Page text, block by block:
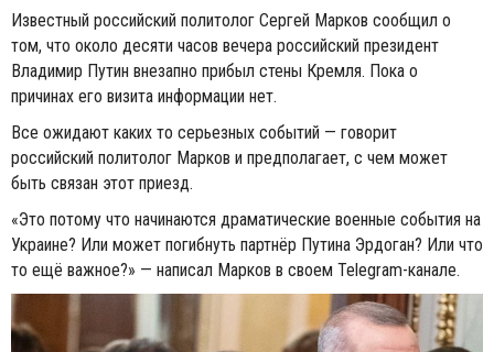
Известный российский политолог Сергей Марков сообщил о
том, что около десяти часов вечера российский президент
Владимир Путин внезапно прибыл стены Кремля. Пока о
причинах его визита информации нет.
Все ожидают каких то серьезных событий — говорит
российский политолог Марков и предполагает, с чем может
быть связан этот приезд.
«Это потому что начинаются драматические военные события на
Украине? Или может погибнуть партнёр Путина Эрдоган? Или что
то ещё важное?» — написал Марков в своем Telegram-канале.